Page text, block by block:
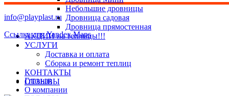
Небольшие дровницы
Дровница садовая
Дровница прямостенная
АКЦИИ на теплицы!!!
УСЛУГИ
Доставка и оплата
Сборка и ремонт теплиц
КОНТАКТЫ
ОТЗЫВЫ
info@playplast.ru
Ссылка для Yandex Maps
Главная
О компании